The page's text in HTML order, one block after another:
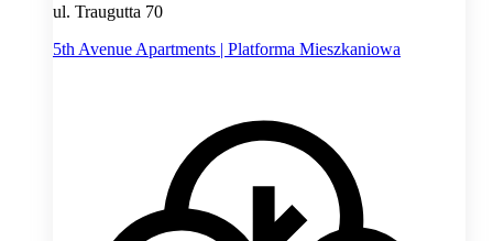
ul. Traugutta 70
5th Avenue Apartments | Platforma Mieszkaniowa